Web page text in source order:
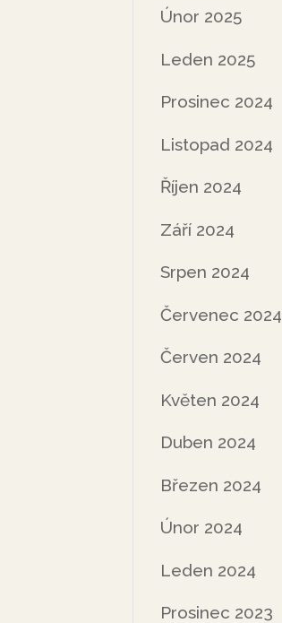
Únor 2025
Leden 2025
Prosinec 2024
Listopad 2024
Říjen 2024
Září 2024
Srpen 2024
Červenec 2024
Červen 2024
Květen 2024
Duben 2024
Březen 2024
Únor 2024
Leden 2024
Prosinec 2023